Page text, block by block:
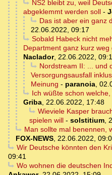
NS2 bleibt zu, weil
abgeklemmt werden soll -
Das ist aber ein ganz
22.06.2022, 09:17
Sobald Habeck nicht
Department ganz kurz
Naclador, 22.06.2022,
Nordstream II: ... und
Versorgungsausfall
Meinung - paranoia,
Ich wüßte schon
Griba, 22.06.2022, 17:48
Wieviele Kasper
spielen will - solstitium,
Man sollte mal benennen,
FOX-NEWS, 22.06.2022,
Wir Deutsche könnten den
09:41
Wo wohnen die deutschen